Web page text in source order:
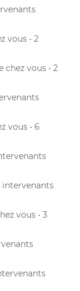
vous • 2
chez vous • 2
vous • 6
intervenants
vous • 3